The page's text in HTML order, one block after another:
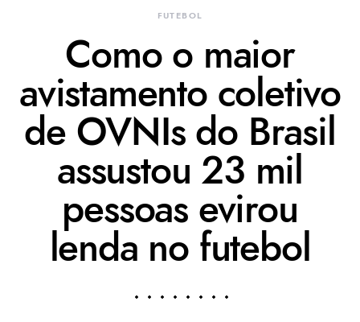
FUTEBOL
Como o maior
avistamento coletivo
de OVNIs do Brasil
assustou 23 mil
pessoas evirou
lenda no futebol